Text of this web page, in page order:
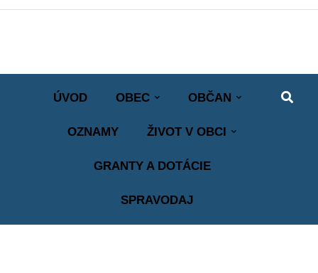
ÚVOD OBEC OBČAN
OZNAMY ŽIVOT V OBCI
GRANTY A DOTÁCIE
SPRAVODAJ